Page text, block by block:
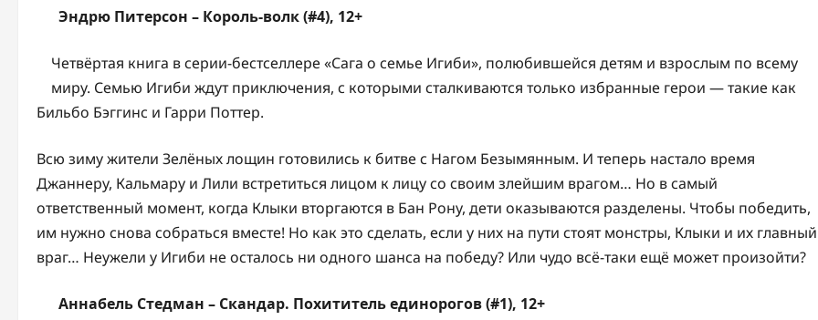
Эндрю Питерсон – Король-волк (#4), 12+
Четвёртая книга в серии-бестселлере «Сага о семье Игиби», полюбившейся детям и взрослым по всему
миру. Семью Игиби ждут приключения, с которыми сталкиваются только избранные герои — такие как
Бильбо Бэггинс и Гарри Поттер.
Всю зиму жители Зелёных лощин готовились к битве с Нагом Безымянным. И теперь настало время
Джаннеру, Кальмару и Лили встретиться лицом к лицу со своим злейшим врагом… Но в самый
ответственный момент, когда Клыки вторгаются в Бан Рону, дети оказываются разделены. Чтобы победить,
им нужно снова собраться вместе! Но как это сделать, если у них на пути стоят монстры, Клыки и их главный
враг… Неужели у Игиби не осталось ни одного шанса на победу? Или чудо всё-таки ещё может произойти?
Аннабель Стедман – Скандар. Похититель единорогов (#1), 12+